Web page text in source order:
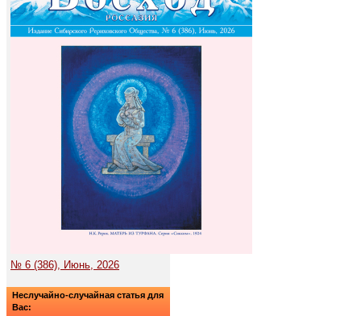
№ 6 (386), Июнь, 2026
Неслучайно-случайная статья для
Вас: